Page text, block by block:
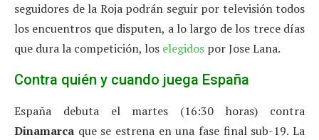
seguidores de la Roja podrán seguir por televisión todos
los encuentros que disputen, a lo largo de los trece días
que dura la competición, los elegidos por Jose Lana.
Contra quién y cuando juega España
España debuta el martes (16:30 horas) contra
Dinamarca que se estrena en una fase final sub-19. La